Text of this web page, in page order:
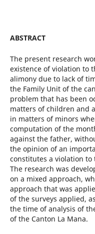
ABSTRACT
The present research
existence of violation to
alimony due to lack of
the Family Unit of the
problem that has been
matters of children and
in matters of minors
computation of the
against the father,
the opinion of an
constitutes a violation
The research was
on a mixed approach,
approach that was
of the surveys applied,
the time of analysis of
of the Canton La Mana.